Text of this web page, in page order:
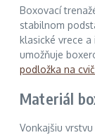
Boxovací
stabilnom
klasické vrece
umožňuje
podložka na
Materiál
Vonkajšiu